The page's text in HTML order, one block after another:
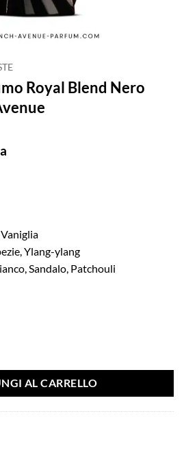
Royal Blend Nero
Ylang-ylang
Sandalo, Patchouli
AL CARRELLO